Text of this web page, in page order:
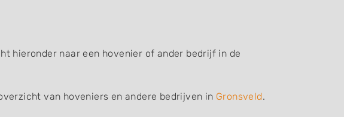
hieronder naar een hovenier of ander bedrijf in de
van hoveniers en andere bedrijven in Gronsveld.